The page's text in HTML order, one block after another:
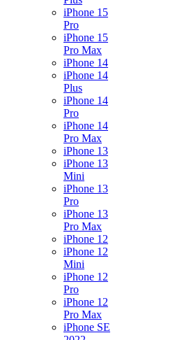
iPhone 15
Pro
iPhone 15
Pro Max
iPhone 14
iPhone 14
Plus
iPhone 14
Pro
iPhone 14
Pro Max
iPhone 13
iPhone 13
Mini
iPhone 13
Pro
iPhone 13
Pro Max
iPhone 12
iPhone 12
Mini
iPhone 12
Pro
iPhone 12
Pro Max
iPhone SE